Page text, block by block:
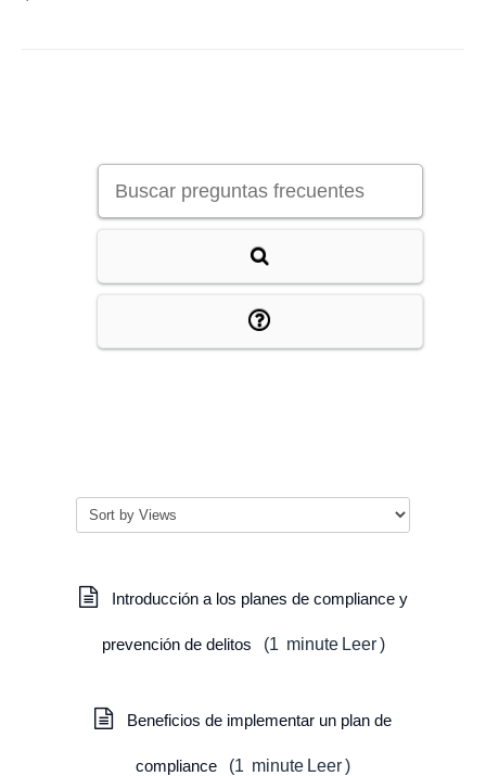
Introducción a los planes de compliance y
prevención de delitos (1 minute Leer )
Beneficios de implementar un plan de
compliance (1 minute Leer)